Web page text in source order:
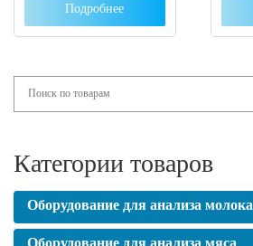
Подробнее
Категории товаров
Оборудование для анализа молока